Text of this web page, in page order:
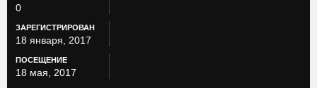
0
ЗАРЕГИСТРИРОВАН
18 января, 2017
ПОСЕЩЕНИЕ
18 мая, 2017